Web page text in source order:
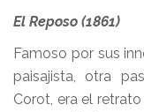
El Reposo (1861)
Famoso por sus
paisajista, otra
Corot, era el